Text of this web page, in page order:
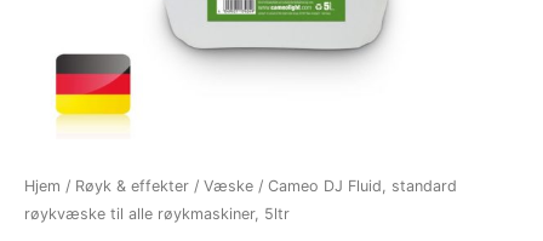
Hjem / Røyk & effekter / Væske / Cameo DJ Fluid, standard
røykvæske til alle røykmaskiner, 5ltr